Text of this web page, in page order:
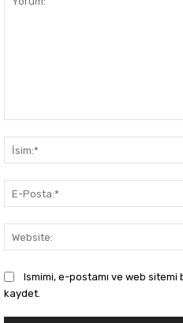
Ismimi, e-postamı ve web sitemi
kaydet.